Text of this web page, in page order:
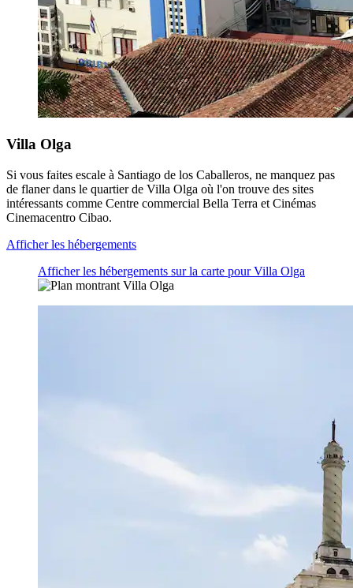
Villa Olga
Si vous faites escale à Santiago de los Caballeros, ne manquez pas
de flaner dans le quartier de Villa Olga où l'on trouve des sites
intéressants comme Centre commercial Bella Terra et Cinémas
Cinemacentro Cibao.
Afficher les hébergements
Afficher les hébergements sur la carte pour Villa Olga